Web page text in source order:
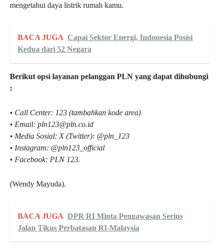
mengetahui daya listrik rumah kamu.
BACA JUGA Capai Sektor Energi, Indonesia Posisi
Kedua dari 52 Negara
Berikut opsi layanan pelanggan PLN yang dapat dihubungi
:
• Call Center: 123 (tambahkan kode area)
• Email: pln123@pln.co.id
• Media Sosial: X (Twitter): @pln_123
• Instagram: @pln123_official
• Facebook: PLN 123.
(Wendy Mayuda).
BACA JUGA DPR RI Minta Pengawasan Serius
Jalan Tikus Perbatasan RI-Malaysia